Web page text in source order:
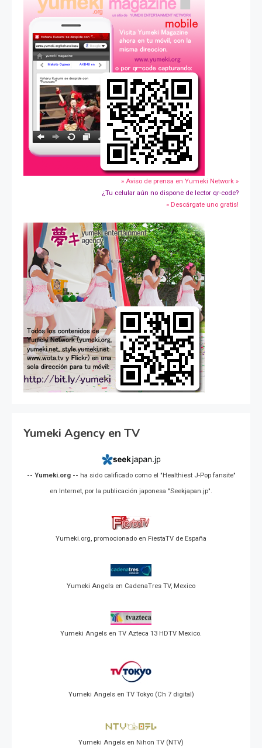
» Aviso de prensa en Yumeki Network »
¿Tu celular aún no dispone de lector qr-code?
» Descárgate uno gratis!
Yumeki Agency en TV
-- Yumeki.org -- ha sido calificado como el "Healthiest J-Pop fansite"
en Internet, por la publicación japonesa "Seekjapan.jp".
Yumeki.org, promocionado en FiestaTV de España
Yumeki Angels en CadenaTres TV, Mexico
Yumeki Angels en TV Azteca 13 HDTV Mexico.
Yumeki Angels en TV Tokyo (Ch 7 digital)
Yumeki Angels en Nihon TV (NTV)